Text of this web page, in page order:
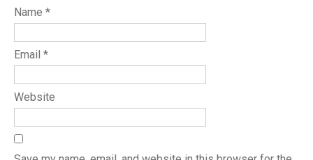
Name *
Email *
Website